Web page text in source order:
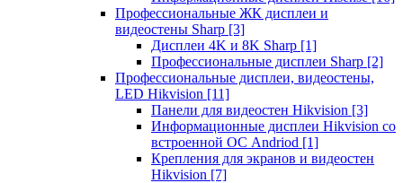
Профессиональные ЖК дисплеи и
видеостены Sharp [3]
Дисплеи 4K и 8K Sharp [1]
Профессиональные дисплеи Sharp [2]
Профессиональные дисплеи, видеостены,
LED Hikvision [11]
Панели для видеостен Hikvision [3]
Информационные дисплеи Hikvision со
встроенной ОС Andriod [1]
Крепления для экранов и видеостен
Hikvision [7]